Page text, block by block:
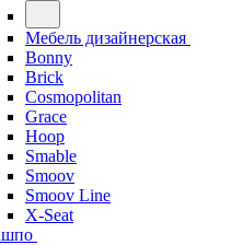
Мебель дизайнерская
Bonny
Brick
Cosmopolitan
Grace
Hoop
Smable
Smoov
Smoov Line
X-Seat